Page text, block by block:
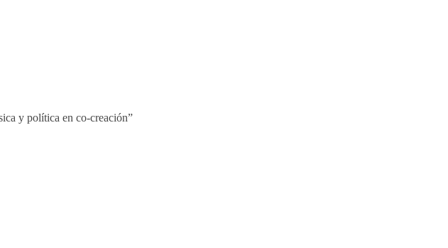
y política en co-creación”